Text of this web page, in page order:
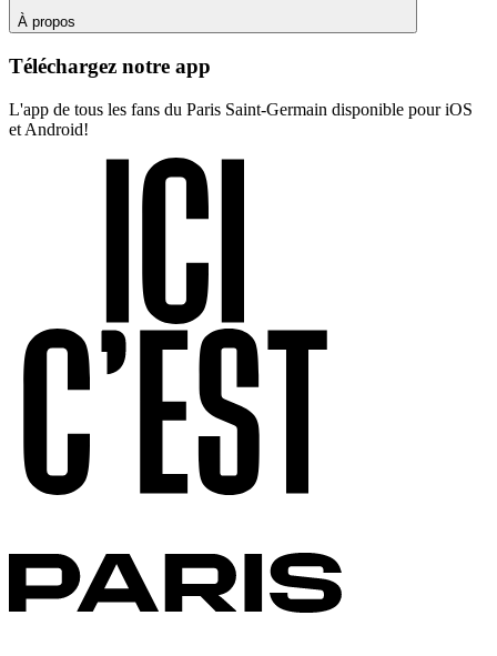
À propos
Téléchargez notre app
L'app de tous les fans du Paris Saint-Germain disponible pour iOS
et Android!